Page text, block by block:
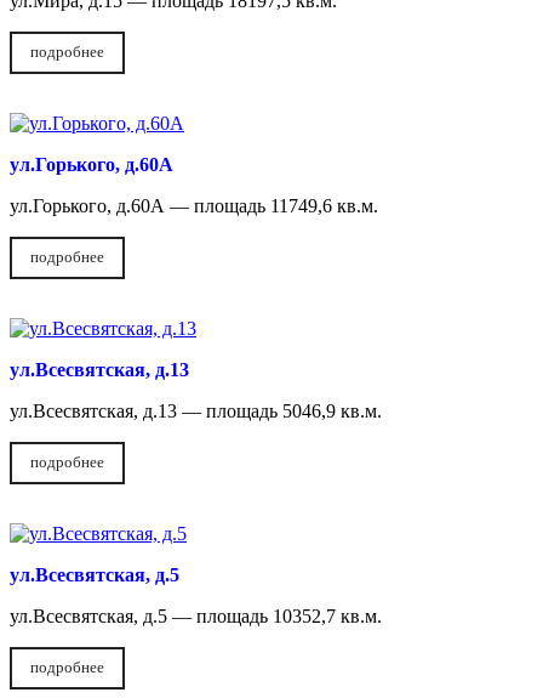
подробнее
ул.Горького, д.60А
ул.Горького, д.60А — площадь 11749,6 кв.м.
подробнее
ул.Всесвятская, д.13
ул.Всесвятская, д.13 — площадь 5046,9 кв.м.
подробнее
ул.Всесвятская, д.5
ул.Всесвятская, д.5 — площадь 10352,7 кв.м.
подробнее